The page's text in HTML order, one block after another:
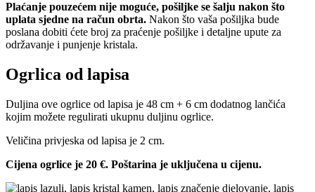
Plaćanje pouzećem nije moguće, pošiljke se šalju nakon što
uplata sjedne na račun obrta. Nakon što vaša pošiljka bude
poslana dobiti ćete broj za praćenje pošiljke i detaljne upute za
održavanje i punjenje kristala.
Ogrlica od lapisa
Duljina ove ogrlice od lapisa je 48 cm + 6 cm dodatnog lančića
kojim možete regulirati ukupnu duljinu ogrlice.
Veličina privjeska od lapisa je 2 cm.
Cijena ogrlice je 20 €. Poštarina je uključena u cijenu.